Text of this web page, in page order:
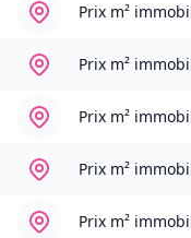
Prix m²
Prix m²
Prix m²
Prix m²
Prix m²